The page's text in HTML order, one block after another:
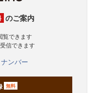
のご案内
覧できます
信できます
ンバー
無料